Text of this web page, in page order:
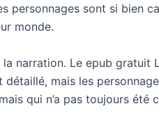
personnages sont si bien
monde.
narration. Le epub gratuit
mais les
qui n’a pas toujours été